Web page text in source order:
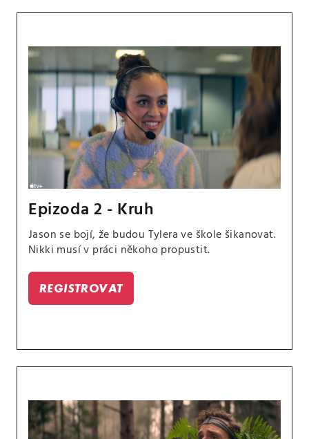
Epizoda 2 - Kruh
Jason se bojí, že budou Tylera ve škole šikanovat.
Nikki musí v práci někoho propustit.
REGISTROVAT